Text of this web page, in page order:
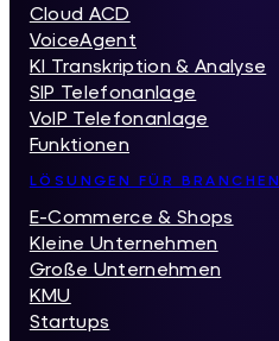
Cloud ACD
VoiceAgent
KI Transkription & Analyse
SIP Telefonanlage
VoIP Telefonanlage
Funktionen
LÖSUNGEN FÜR BRANCHEN
E-Commerce & Shops
Kleine Unternehmen
Große Unternehmen
KMU
Startups